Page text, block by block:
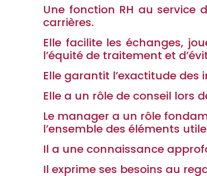
Une fonction RH au service
carrières.
Elle facilite les échanges,
l’équité de traitement et
Elle garantit l’exactitude
Elle a un rôle de conseil lors
Le manager a un rôle
l’ensemble des éléments
Il a une connaissance
Il exprime ses besoins au